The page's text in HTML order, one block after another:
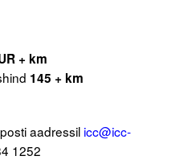
+ km
145 + km
aadressil icc@icc-
1252